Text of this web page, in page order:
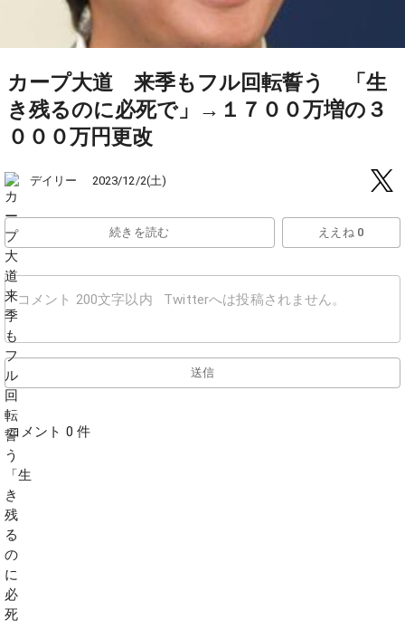
カープ大道 来季もフル回転誓う 「生
き残るのに必死で」→１７００万増の３
０００万円更改
デイリー 2023/12/2(土)
続きを読む ええね 0
送信
コメント 0 件